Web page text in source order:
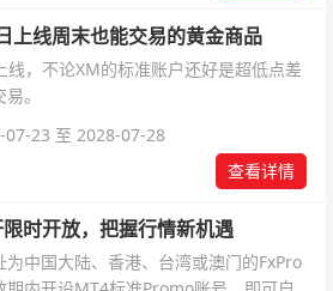
上线周末也能交易的黄金商品
线，不论XM的标准账户还好是超低点差
。
07-23 至 2028-07-28
查看详情
时开放，把握行情新机遇
为中国大陆、香港、台湾或澳门的FxPro